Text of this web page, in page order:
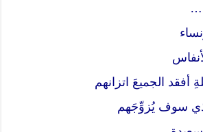
أفقد الجميعَ اتزانهم
سوف يُزوِّجَهم